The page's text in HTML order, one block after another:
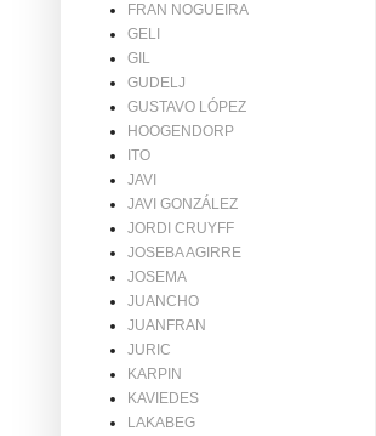
FRAN NOGUEIRA
GELI
GIL
GUDELJ
GUSTAVO LÓPEZ
HOOGENDORP
ITO
JAVI
JAVI GONZÁLEZ
JORDI CRUYFF
JOSEBA AGIRRE
JOSEMA
JUANCHO
JUANFRAN
JURIC
KARPIN
KAVIEDES
LAKABEG